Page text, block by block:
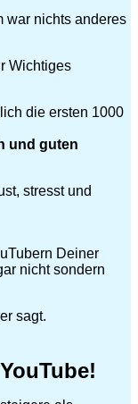
war nichts anderes
Wichtiges
die ersten 1000
und guten
stresst und
Deiner
nicht sondern
sagt.